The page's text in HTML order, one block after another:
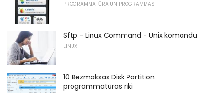
PROGRAMMATŪRA UN PROGRAMMAS
Sftp - Linux Command - Unix komandu
LINUX
10 Bezmaksas Disk Partition
programmatūras rīki